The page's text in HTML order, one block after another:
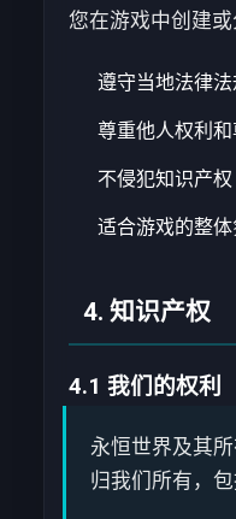
您在游戏中创建或
遵守当地法律
尊重他人权利和
不侵犯知识产权
适合游戏的整体
4. 知识产权
4.1 我们的权利
永恒世界及其
归我们所有，包